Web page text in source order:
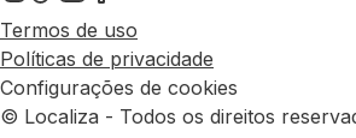
Termos de uso
Políticas de privacidade
Configurações de cookies
© Localiza - Todos os direitos